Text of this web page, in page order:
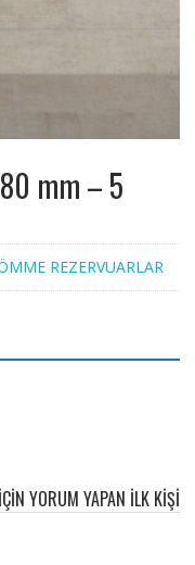
mm – 5
REZERVUARLAR
YORUM YAPAN ILK KIŞI